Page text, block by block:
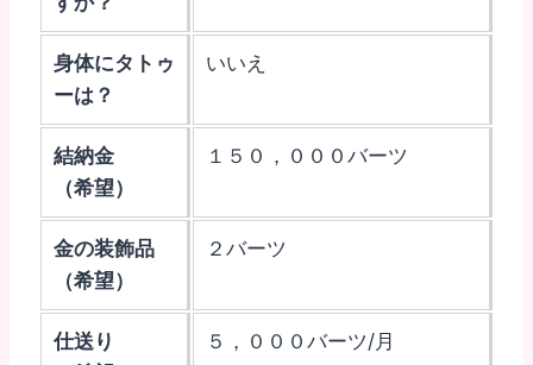
身体にタトゥ
ーは？
いいえ
結納金
（希望）
１５０，０００バーツ
金の装飾品
（希望）
２バーツ
仕送り
５，０００バーツ/月